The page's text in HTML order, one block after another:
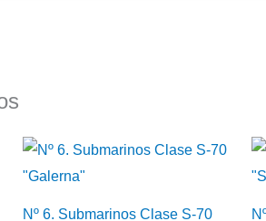
Nº 6. Submarinos Clase S-70